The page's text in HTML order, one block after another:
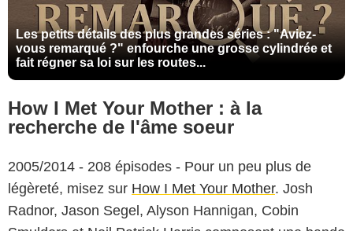
Les petits détails des plus grandes séries : "Aviez-
vous remarqué ?" enfourche une grosse cylindrée et
fait régner sa loi sur les routes...
How I Met Your Mother : à la
recherche de l'âme soeur
2005/2014 - 208 épisodes - Pour un peu plus de
légèreté, misez sur How I Met Your Mother. Josh
Radnor, Jason Segel, Alyson Hannigan, Cobin